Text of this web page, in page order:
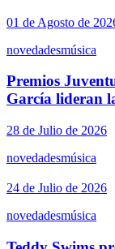
01 de Agosto de
novedadesmúsica
Premios
García lideran
28 de Julio de 2026
novedadesmúsica
24 de Julio de 2026
novedadesmúsica